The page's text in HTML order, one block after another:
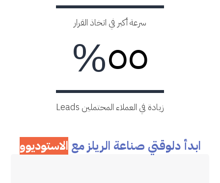
سرعة أكبر في اتخاذ القرار
٥٥%
زيادة في العملاء المحتملين Leads
ابدأ دلوقتي صناعة الريلز مع الاستوديوو